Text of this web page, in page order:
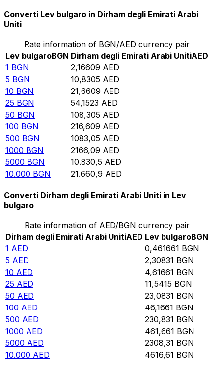
Converti Lev bulgaro in Dirham degli Emirati Arabi
Uniti
Rate information of BGN/AED currency pair
Lev bulgaroBGN Dirham degli Emirati Arabi UnitiAED
1 BGN 2,16609 AED
5 BGN 10,8305 AED
10 BGN 21,6609 AED
25 BGN 54,1523 AED
50 BGN 108,305 AED
100 BGN 216,609 AED
500 BGN 1083,05 AED
1000 BGN 2166,09 AED
5000 BGN 10.830,5 AED
10.000 BGN 21.660,9 AED
Converti Dirham degli Emirati Arabi Uniti in Lev
bulgaro
Rate information of AED/BGN currency pair
Dirham degli Emirati Arabi UnitiAED Lev bulgaroBGN
1 AED 0,461661 BGN
5 AED 2,30831 BGN
10 AED 4,61661 BGN
25 AED 11,5415 BGN
50 AED 23,0831 BGN
100 AED 46,1661 BGN
500 AED 230,831 BGN
1000 AED 461,661 BGN
5000 AED 2308,31 BGN
10.000 AED 4616,61 BGN